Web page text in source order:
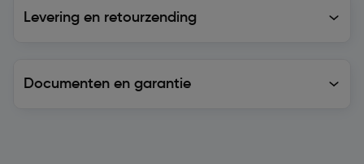
Levering en retourzending
Documenten en garantie